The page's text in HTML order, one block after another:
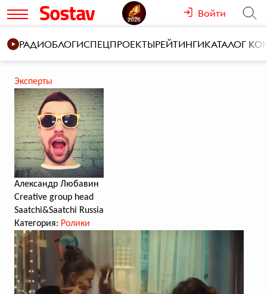
Войти
РАДИОБЛОГИСПЕЦПРОЕКТЫРЕЙТИНГИКАТАЛОГ
Эксперты
Александр Любавин
Creative group head
Saatchi&Saatchi Russia
Категория: Ролики